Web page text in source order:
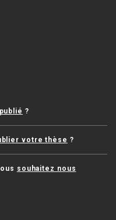
?
votre thèse ?
souhaitez nous